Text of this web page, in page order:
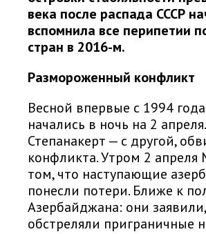
века после распада СССР
вспомнила все перипетии
стран в 2016-м.
Размороженный конфликт
Весной впервые с 1994
начались в ночь на 2
Степанакерт — с другой,
конфликта. Утром 2
том, что наступающие
понесли потери. Ближе к
Азербайджана: они
обстреляли приграничные